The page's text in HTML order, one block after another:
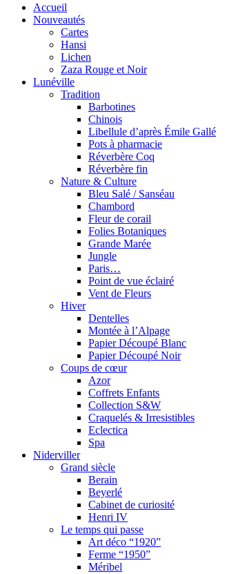
Accueil
Nouveautés
Cartes
Hansi
Lichen
Zaza Rouge et Noir
Lunéville
Tradition
Barbotines
Chinois
Libellule d’après Émile Gallé
Pots à pharmacie
Réverbère Coq
Réverbère fin
Nature & Culture
Bleu Salé / Sanséau
Chambord
Fleur de corail
Folies Botaniques
Grande Marée
Jungle
Paris…
Point de vue éclairé
Vent de Fleurs
Hiver
Dentelles
Montée à l’Alpage
Papier Découpé Blanc
Papier Découpé Noir
Coups de cœur
Azor
Coffrets Enfants
Collection S&W
Craquelés & Irresistibles
Eclectica
Spa
Niderviller
Grand siècle
Berain
Beyerlé
Cabinet de curiosité
Henri IV
Le temps qui passe
Art déco “1920”
Ferme “1950”
Méribel